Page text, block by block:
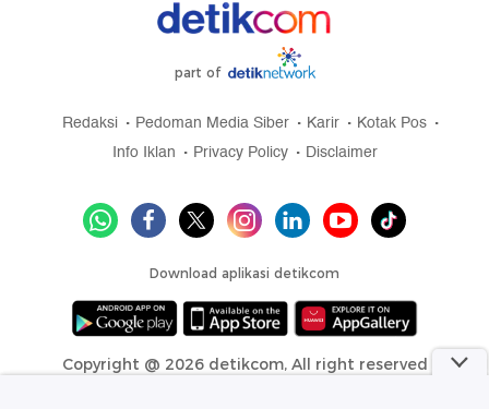
part of
Redaksi Pedoman Media Siber Karir
Kotak Pos
Info Iklan
Privacy Policy Disclaimer
Download aplikasi detikcom
Copyright @ 2026 detikcom, All right reserved